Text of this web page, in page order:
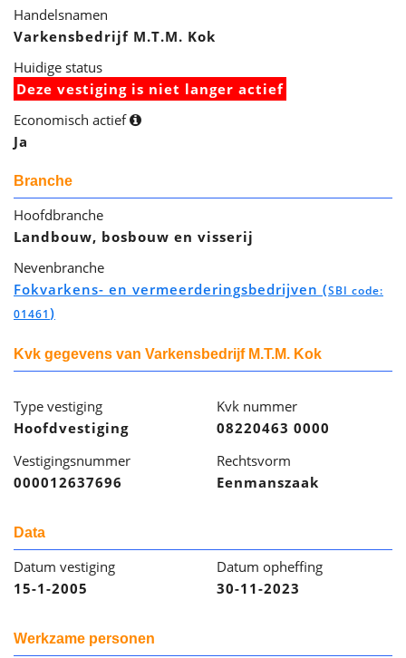
Handelsnamen
Varkensbedrijf M.T.M. Kok
Huidige status
Deze vestiging is niet langer actief
Economisch actief
Ja
Branche
Hoofdbranche
Landbouw, bosbouw en visserij
Nevenbranche
Fokvarkens- en vermeerderingsbedrijven (SBI code:
01461)
Kvk gegevens van Varkensbedrijf M.T.M. Kok
Type vestiging
Hoofdvestiging
Kvk nummer
08220463 0000
Vestigingsnummer
000012637696
Rechtsvorm
Eenmanszaak
Data
Datum vestiging
15-1-2005
Datum opheffing
30-11-2023
Werkzame personen